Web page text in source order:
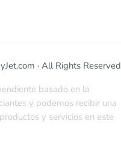
· All Rights Reserved
basado en la
y podemos recibir una
y servicios en este